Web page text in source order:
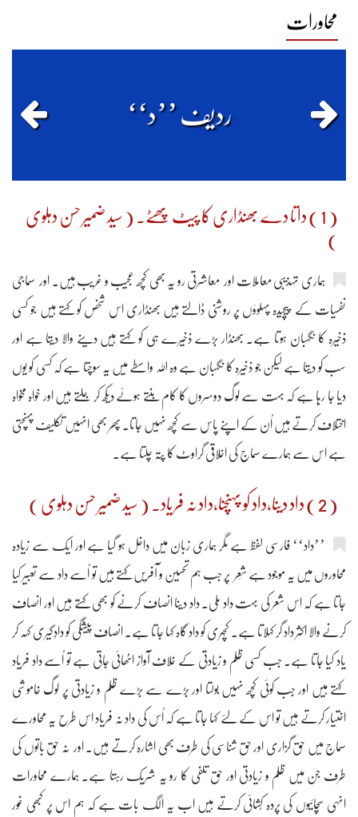
محاورات
ردیف ’’د‘‘
( 1 ) داتا دے بھنڈاری کا پیٹ پھٹے۔ ( سید ضمیر حسن دہلوی
)
ہماری تہذیبی معاملات اور معاشرتی رو یہ بھی کچھ عجیب و غریب ہیں۔ اور سماجی
نفسیات کے پیچیدہ پہلوؤں پر روشنی ڈالتے ہیں بھنڈاری اس شخص کو کہتے ہیں جو کسی
ذخیرہ کا نگہبان ہوتا ہے۔ بھنڈار بڑے ذخیرے ہی کو کہتے ہیں دینے والا دیتا ہے اور
سب کو دیتا ہے لیکن جو ذخیرہ کا نگہبان ہے وہ اللہ واسطے میں یہ سوچتا ہے کہ کسی کو یوں
دیا جا رہا ہے کہ بہت سے لوگ دوسروں کا کام بنتے ہوئے دیکھ کر جلتے ہیں اور خواہ مخواہ
اختلاف کرتے ہیں اُن کے اپنے پاس سے کچھ نہیں جاتا۔ پھر بھی انہیں تکلیف پہنچتی
ہے اس سے ہمارے سماج کی اخلاقی گراوٹ کا پتہ چلتا ہے۔
( 2 ) داد دینا،داد کو پہنچنا،داد نہ فریاد۔ ( سید ضمیر حسن دہلوی )
’’داد‘‘ فارسی لفظ ہے مگر ہماری زبان میں داخل ہو گیا ہے اور ایک سے زیادہ
محاوروں میں یہ موجود ہے شِعر پر جب ہم تحسین و آفریں کہتے ہیں تو اُسے داد سے تعبیر کیا
جاتا ہے کہ اس شعر کی بہت داد ملی۔ داد دینا انصاف کرنے کو بھی کہتے ہیں اور انصاف
کرنے والا اکثر داد گر کہلاتا ہے۔ کچہری کو داد گاہ کہا جاتا ہے۔ انصاف پیشگی کو دادِگیری کہہ کر
یاد کیا جاتا ہے۔ جب کسی ظلم و زیادتی کے خلاف آواز اٹھائی جاتی ہے تو اُسے داد فریاد
کہتے ہیں اور جب کوئی کچھ نہیں بولتا اور بڑے سے بڑے ظلم و زیادتی پر لوگ خاموشی
اختیار کرتے ہیں تو اس کے لئے کہا جاتا ہے کہ اُس کی داد نہ فریاد اس طرح یہ محاورے
سماج میں حق گزاری اور حق شناسی کی طرف بھی اشارہ کرتے ہیں۔ اور نہ حق باتوں کی
طرف جن میں ظلم و زیادتی اور حق تلفی کا رو یہ شریک رہتا ہے۔ ہمارے محاورات
انہی سچائیوں کی پردہ کُشائی کرتے ہیں اب یہ الگ بات ہے کہ ہم اس پر کبھی غور